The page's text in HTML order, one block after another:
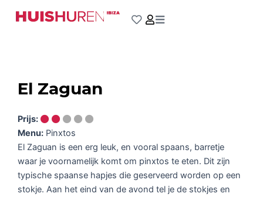
naar
El Zaguan
Prijs:
Menu: Pinxtos
El Zaguan is een erg leuk, en vooral spaans, barretje
waar je voornamelijk komt om pinxtos te eten. Dit zijn
typische spaanse hapjes die geserveerd worden op een
stokje. Aan het eind van de avond tel je de stokjes en